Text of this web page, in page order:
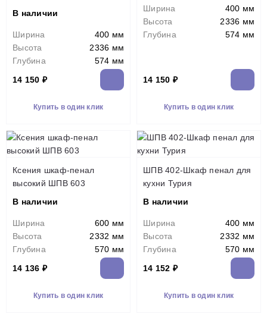
В наличии
Ширина
400 мм
Высота
2336 мм
Глубина
574 мм
14 150 ₽
Купить в один клик
Ширина
400 мм
Высота
2336 мм
Глубина
574 мм
14 150 ₽
Купить в один клик
Ксения шкаф-пенал
высокий ШПВ 603
В наличии
Ширина
600 мм
Высота
2332 мм
Глубина
570 мм
14 136 ₽
Купить в один клик
ШПВ 402-Шкаф пенал для
кухни Турия
В наличии
Ширина
400 мм
Высота
2332 мм
Глубина
570 мм
14 152 ₽
Купить в один клик